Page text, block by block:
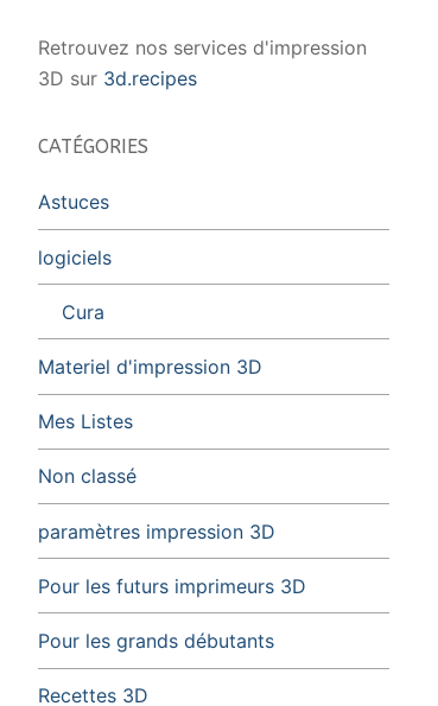
Retrouvez nos services d'impression
3D sur 3d.recipes
CATÉGORIES
Astuces
logiciels
Cura
Materiel d'impression 3D
Mes Listes
Non classé
paramètres impression 3D
Pour les futurs imprimeurs 3D
Pour les grands débutants
Recettes 3D